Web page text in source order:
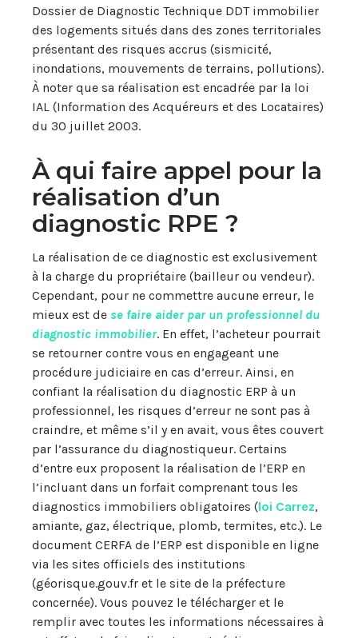
Dossier de Diagnostic Technique DDT immobilier
des logements situés dans des zones territoriales
présentant des risques accrus (sismicité,
inondations, mouvements de terrains, pollutions).
À noter que sa réalisation est encadrée par la loi
IAL (Information des Acquéreurs et des Locataires)
du 30 juillet 2003.
À qui faire appel pour la
réalisation d’un
diagnostic RPE ?
La réalisation de ce diagnostic est exclusivement
à la charge du propriétaire (bailleur ou vendeur).
Cependant, pour ne commettre aucune erreur, le
mieux est de se faire aider par un professionnel du
diagnostic immobilier. En effet, l’acheteur pourrait
se retourner contre vous en engageant une
procédure judiciaire en cas d’erreur. Ainsi, en
confiant la réalisation du diagnostic ERP à un
professionnel, les risques d’erreur ne sont pas à
craindre, et même s’il y en avait, vous êtes couvert
par l’assurance du diagnostiqueur. Certains
d’entre eux proposent la réalisation de l’ERP en
l’incluant dans un forfait comprenant tous les
diagnostics immobiliers obligatoires (loi Carrez,
amiante, gaz, électrique, plomb, termites, etc.). Le
document CERFA de l’ERP est disponible en ligne
via les sites officiels des institutions
(géorisque.gouv.fr et le site de la préfecture
concernée). Vous pouvez le télécharger et le
remplir avec toutes les informations nécessaires à